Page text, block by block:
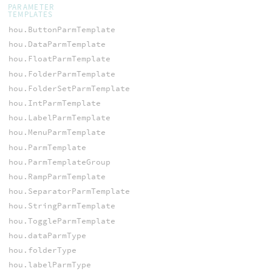
PARAMETER
TEMPLATES
hou.ButtonParmTemplate
hou.DataParmTemplate
hou.FloatParmTemplate
hou.FolderParmTemplate
hou.FolderSetParmTemplate
hou.IntParmTemplate
hou.LabelParmTemplate
hou.MenuParmTemplate
hou.ParmTemplate
hou.ParmTemplateGroup
hou.RampParmTemplate
hou.SeparatorParmTemplate
hou.StringParmTemplate
hou.ToggleParmTemplate
hou.dataParmType
hou.folderType
hou.labelParmType